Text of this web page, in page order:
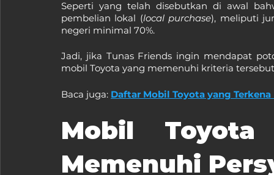
Seperti yang telah disebutkan di awal
pembelian lokal (local purchase), meliputi
negeri minimal 70%.
Jadi, jika Tunas Friends ingin mendapat
mobil Toyota yang memenuhi kriteria
Baca juga: Daftar Mobil Toyota yang
Mobil
Memenuhi